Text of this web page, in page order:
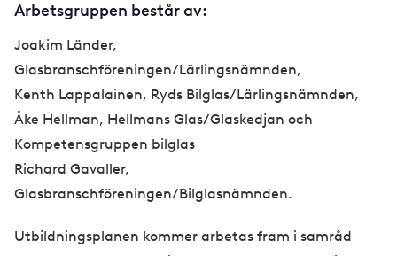
Arbetsgruppen består av:
Joakim Länder,
Glasbranschföreningen/Lärlingsnämnden,
Kenth Lappalainen, Ryds Bilglas/Lärlingsnämnden,
Åke Hellman, Hellmans Glas/Glaskedjan och
Kompetensgruppen bilglas
Richard Gavaller,
Glasbranschföreningen/Bilglasnämnden.
Utbildningsplanen kommer arbetas fram i samråd